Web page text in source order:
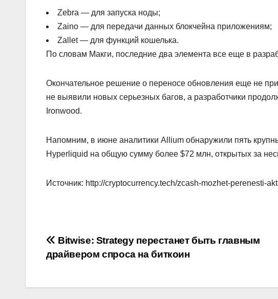
Zebra — для запуска ноды;
Zaino — для передачи данных блокчейна приложениям;
Zallet — для функций кошелька.
По словам Макги, последние два элемента все еще в
Окончательное решение о переносе обновления еще не
не выявили новых серьезных багов, а разработчики
Ironwood.
Напомним, в июне аналитики Allium обнаружили пять
Hyperliquid на общую сумму более $72 млн, открытых за
Источник: http://cryptocurrency.tech/zcash-mozhet-perenesti-
Навигация
по
записям
Bitwise: Strategy перестанет быть главным
драйвером спроса на биткоин